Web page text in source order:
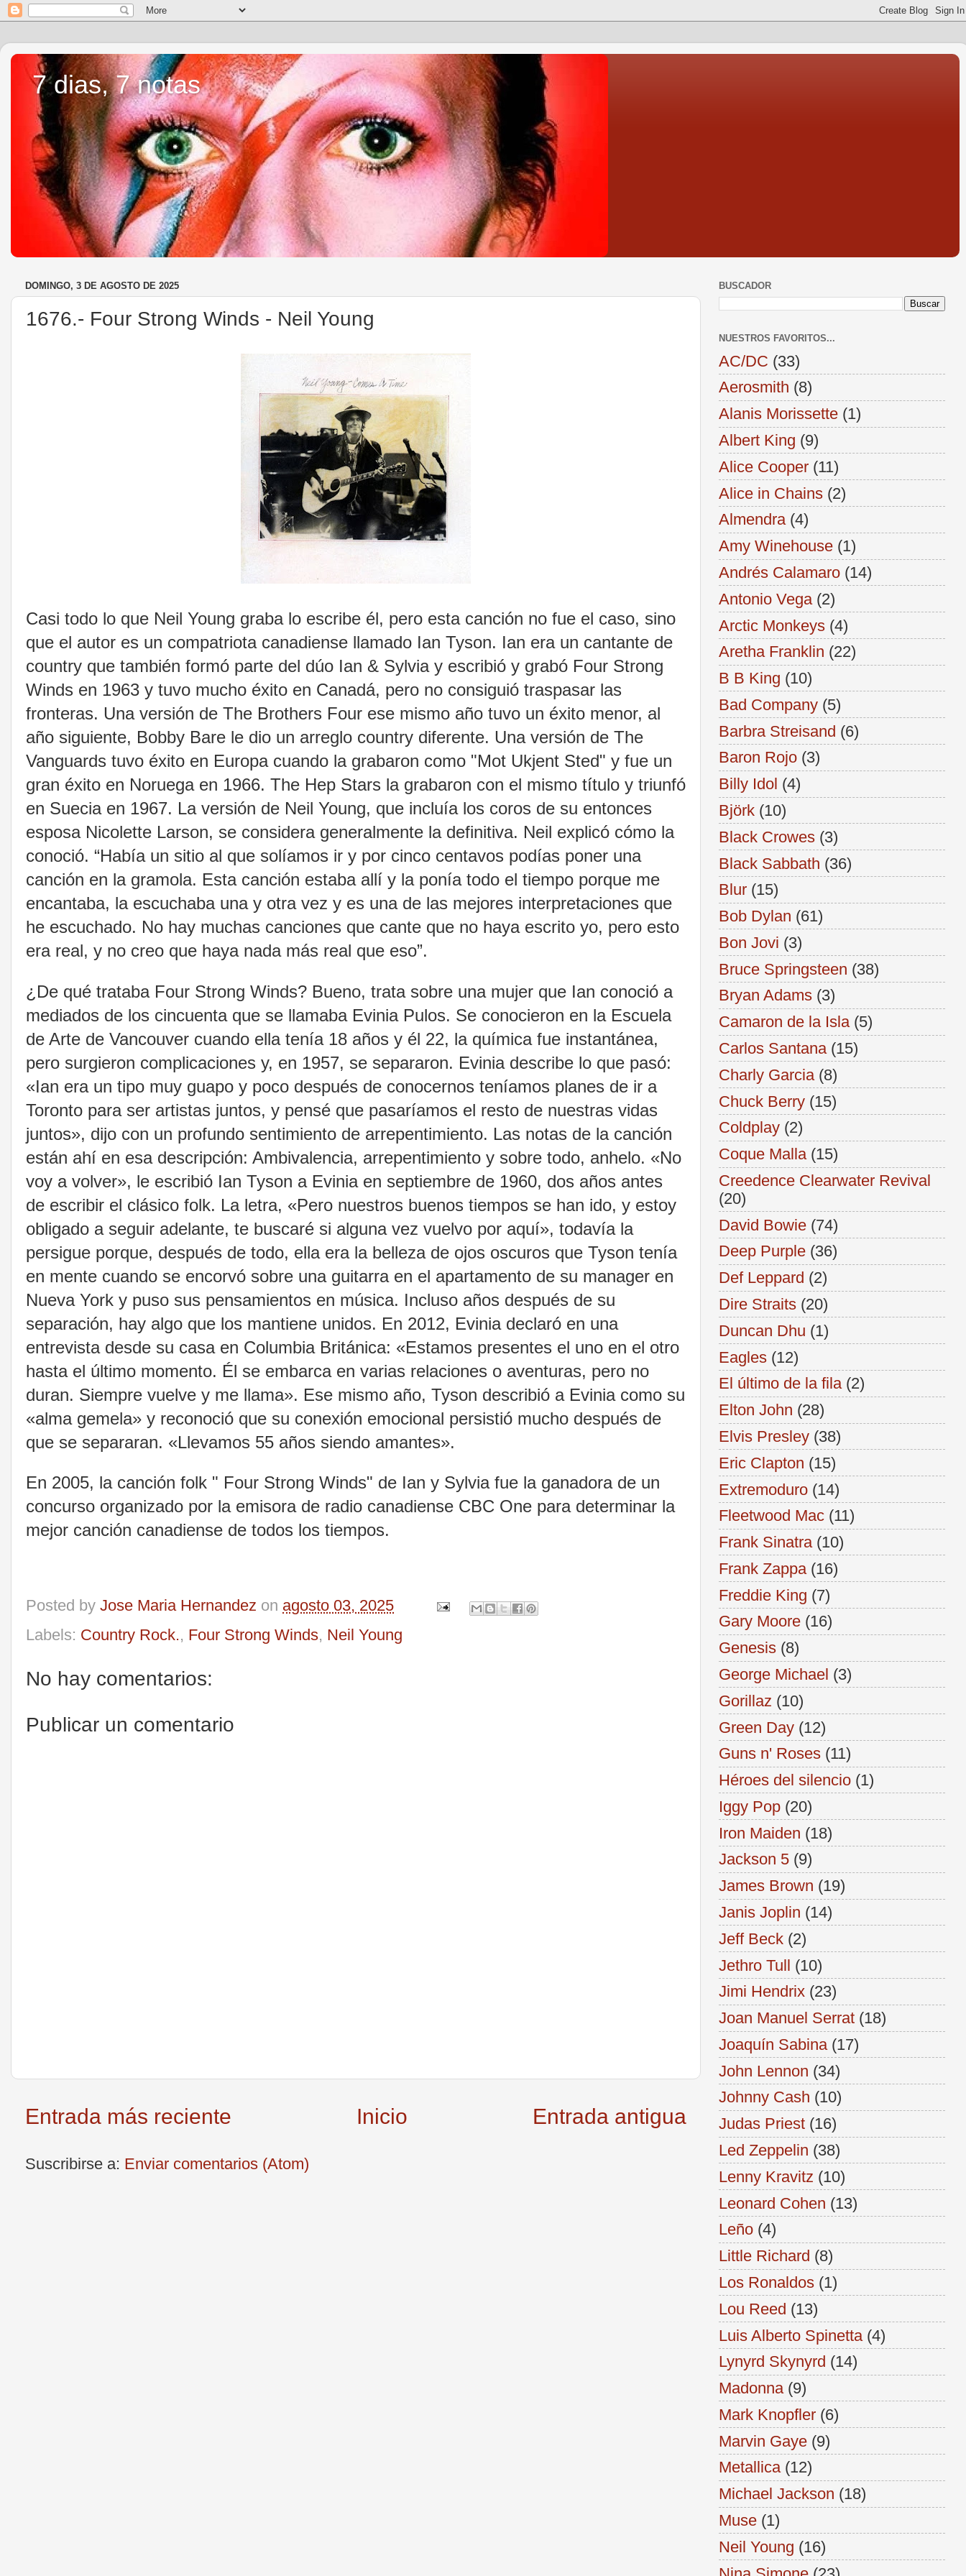
7 dias, 7 notas
DOMINGO, 3 DE AGOSTO DE 2025
1676.- Four Strong Winds - Neil Young
Casi todo lo que Neil Young graba lo escribe él, pero esta canción no fue el caso, sino
que el autor es un compatriota canadiense llamado Ian Tyson. Ian era un cantante de
country que también formó parte del dúo Ian & Sylvia y escribió y grabó Four Strong
Winds en 1963 y tuvo mucho éxito en Canadá, pero no consiguió traspasar las
fronteras. Una versión de The Brothers Four ese mismo año tuvo un éxito menor, al
año siguiente, Bobby Bare le dio un arreglo country diferente. Una versión de The
Vanguards tuvo éxito en Europa cuando la grabaron como "Mot Ukjent Sted" y fue un
gran éxito en Noruega en 1966. The Hep Stars la grabaron con el mismo título y triunfó
en Suecia en 1967. La versión de Neil Young, que incluía los coros de su entonces
esposa Nicolette Larson, se considera generalmente la definitiva. Neil explicó cómo la
conoció. “Había un sitio al que solíamos ir y por cinco centavos podías poner una
canción en la gramola. Esta canción estaba allí y la ponía todo el tiempo porque me
encantaba, la escuchaba una y otra vez y es una de las mejores interpretaciones que
he escuchado. No hay muchas canciones que cante que no haya escrito yo, pero esto
era real, y no creo que haya nada más real que eso”.
¿De qué trataba Four Strong Winds? Bueno, trata sobre una mujer que Ian conoció a
mediados de los cincuenta que se llamaba Evinia Pulos. Se conocieron en la Escuela
de Arte de Vancouver cuando ella tenía 18 años y él 22, la química fue instantánea,
pero surgieron complicaciones y, en 1957, se separaron. Evinia describe lo que pasó:
«Ian era un tipo muy guapo y poco después de conocernos teníamos planes de ir a
Toronto para ser artistas juntos, y pensé que pasaríamos el resto de nuestras vidas
juntos», dijo con un profundo sentimiento de arrepentimiento. Las notas de la canción
están ahí en esa descripción: Ambivalencia, arrepentimiento y sobre todo, anhelo. «No
voy a volver», le escribió Ian Tyson a Evinia en septiembre de 1960, dos años antes
de escribir el clásico folk. La letra, «Pero nuestros buenos tiempos se han ido, y estoy
obligado a seguir adelante, te buscaré si alguna vez vuelvo por aquí», todavía la
persigue porque, después de todo, ella era la belleza de ojos oscuros que Tyson tenía
en mente cuando se encorvó sobre una guitarra en el apartamento de su manager en
Nueva York y puso sus pensamientos en música. Incluso años después de su
separación, hay algo que los mantiene unidos. En 2012, Evinia declaró en una
entrevista desde su casa en Columbia Británica: «Estamos presentes el uno en el otro
hasta el último momento. Él se embarca en varias relaciones o aventuras, pero no
duran. Siempre vuelve y me llama». Ese mismo año, Tyson describió a Evinia como su
«alma gemela» y reconoció que su conexión emocional persistió mucho después de
que se separaran. «Llevamos 55 años siendo amantes».
En 2005, la canción folk " Four Strong Winds" de Ian y Sylvia fue la ganadora de un
concurso organizado por la emisora de radio canadiense CBC One para determinar la
mejor canción canadiense de todos los tiempos.
Posted by Jose Maria Hernandez on agosto 03, 2025
Labels: Country Rock., Four Strong Winds, Neil Young
No hay comentarios:
Publicar un comentario
Entrada más reciente Entrada antigua
Inicio
Suscribirse a: Enviar comentarios (Atom)
BUSCADOR
NUESTROS FAVORITOS...
AC/DC (33)
Aerosmith (8)
Alanis Morissette (1)
Albert King (9)
Alice Cooper (11)
Alice in Chains (2)
Almendra (4)
Amy Winehouse (1)
Andrés Calamaro (14)
Antonio Vega (2)
Arctic Monkeys (4)
Aretha Franklin (22)
B B King (10)
Bad Company (5)
Barbra Streisand (6)
Baron Rojo (3)
Billy Idol (4)
Björk (10)
Black Crowes (3)
Black Sabbath (36)
Blur (15)
Bob Dylan (61)
Bon Jovi (3)
Bruce Springsteen (38)
Bryan Adams (3)
Camaron de la Isla (5)
Carlos Santana (15)
Charly Garcia (8)
Chuck Berry (15)
Coldplay (2)
Coque Malla (15)
Creedence Clearwater Revival
(20)
David Bowie (74)
Deep Purple (36)
Def Leppard (2)
Dire Straits (20)
Duncan Dhu (1)
Eagles (12)
El último de la fila (2)
Elton John (28)
Elvis Presley (38)
Eric Clapton (15)
Extremoduro (14)
Fleetwood Mac (11)
Frank Sinatra (10)
Frank Zappa (16)
Freddie King (7)
Gary Moore (16)
Genesis (8)
George Michael (3)
Gorillaz (10)
Green Day (12)
Guns n' Roses (11)
Héroes del silencio (1)
Iggy Pop (20)
Iron Maiden (18)
Jackson 5 (9)
James Brown (19)
Janis Joplin (14)
Jeff Beck (2)
Jethro Tull (10)
Jimi Hendrix (23)
Joan Manuel Serrat (18)
Joaquín Sabina (17)
John Lennon (34)
Johnny Cash (10)
Judas Priest (16)
Led Zeppelin (38)
Lenny Kravitz (10)
Leonard Cohen (13)
Leño (4)
Little Richard (8)
Los Ronaldos (1)
Lou Reed (13)
Luis Alberto Spinetta (4)
Lynyrd Skynyrd (14)
Madonna (9)
Mark Knopfler (6)
Marvin Gaye (9)
Metallica (12)
Michael Jackson (18)
Muse (1)
Neil Young (16)